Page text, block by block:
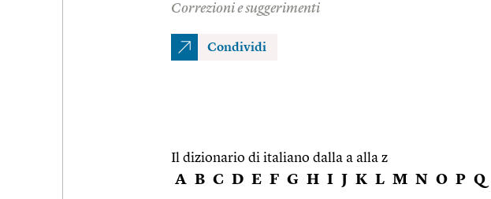
Correzioni e suggerimenti
Condividi
Il dizionario di italiano dalla a alla z
A B C D E F G H I J K L M N O P Q